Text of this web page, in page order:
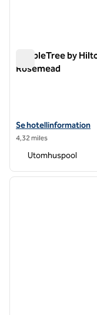
DoubleTree by
Rosemead
Visa hotelluppgifter
Se hotellinformation
4,32 miles
Utomhuspool
1 av 11